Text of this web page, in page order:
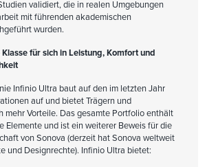
validiert, die in realen Umgebungen
mit führenden akademischen
wurden.
für sich in Leistung, Komfort und
Infinio Ultra baut auf den im letzten Jahr
auf und bietet Trägern und
mehr Vorteile. Das gesamte Portfolio enthält
Elemente und ist ein weiterer Beweis für die
von Sonova (derzeit hat Sonova weltweit
und Designrechte). Infinio Ultra bietet: